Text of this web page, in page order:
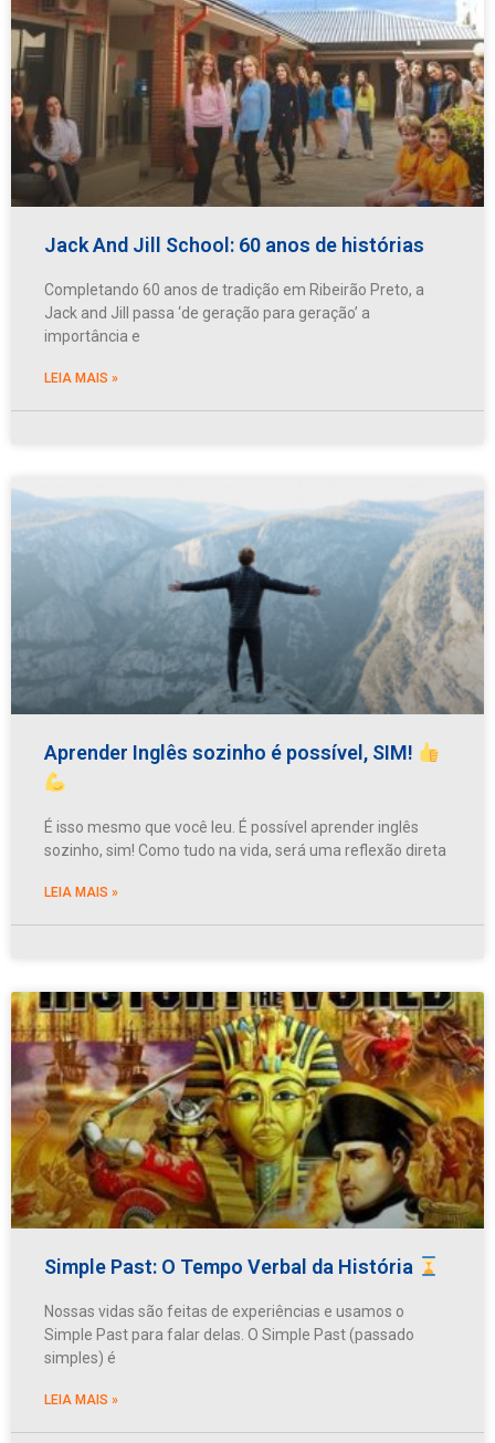
Jack And Jill School: 60 anos de histórias
Completando 60 anos de tradição em Ribeirão Preto, a
Jack and Jill passa ‘de geração para geração’ a
importância e
LEIA MAIS »
Aprender Inglês sozinho é possível, SIM!
É isso mesmo que você leu. É possível aprender inglês
sozinho, sim! Como tudo na vida, será uma reflexão direta
LEIA MAIS »
Simple Past: O Tempo Verbal da História
Nossas vidas são feitas de experiências e usamos o
Simple Past para falar delas. O Simple Past (passado
simples) é
LEIA MAIS »